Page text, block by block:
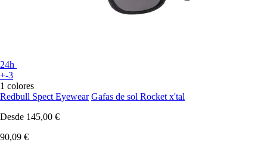
24h
+-3
1 colores
Redbull Spect Eyewear Gafas de sol Rocket x'tal
Desde 145,00 €
90,09 €